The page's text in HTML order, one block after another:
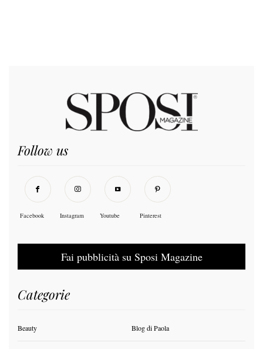
Follow us
Facebook Instagram Youtube Pinterest
Fai pubblicità su Sposi Magazine
Categorie
Beauty Blog di Paola